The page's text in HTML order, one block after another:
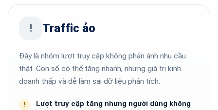
! Traffic ảo
Đây là nhóm lượt truy cập không phản ánh nhu cầu
thật. Con số có thể tăng nhanh, nhưng giá trị kinh
doanh thấp và dễ làm sai dữ liệu phân tích.
Lượt truy cập tăng nhưng người dùng không